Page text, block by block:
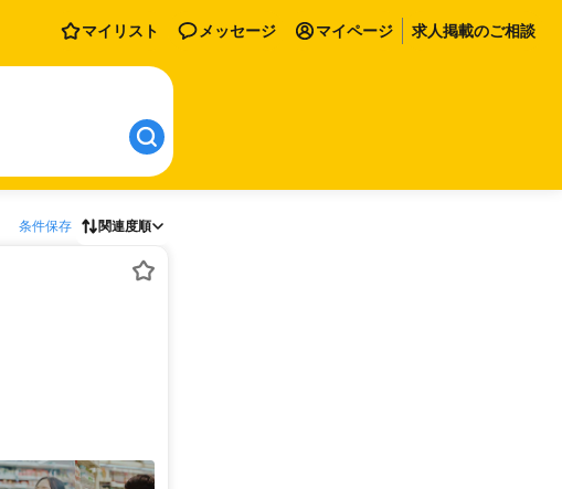
マイリスト メッセージ マイページ 求人掲載のご相談
条件保存 関連度順